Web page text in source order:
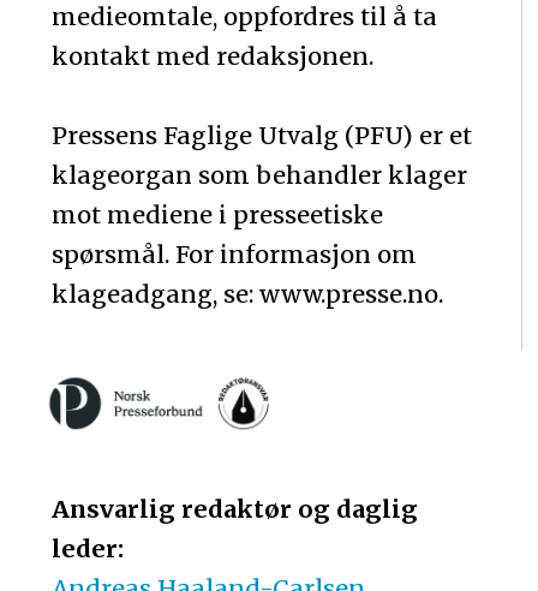
medieomtale, oppfordres til å ta
kontakt med redaksjonen.
Pressens Faglige Utvalg (PFU) er et
klageorgan som behandler klager
mot mediene i presseetiske
spørsmål. For informasjon om
klageadgang, se: www.presse.no.
Ansvarlig redaktør og daglig
leder: